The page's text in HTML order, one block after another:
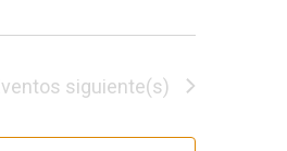
siguiente(s)